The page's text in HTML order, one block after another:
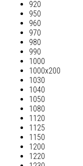
920
950
960
970
980
990
1000
1000х200
1030
1040
1050
1080
1120
1125
1150
1200
1220